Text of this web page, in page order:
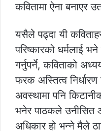
कवितामा ऐना बनाएर
यसैले पढ्दा यी
परिष्कारको धर्मलाई
गर्नुपर्ने, कविताको
फरक अस्तित्व
अवस्थामा पनि
भनेर पाठकले उनीसित
अधिकार हो भन्ने मैले